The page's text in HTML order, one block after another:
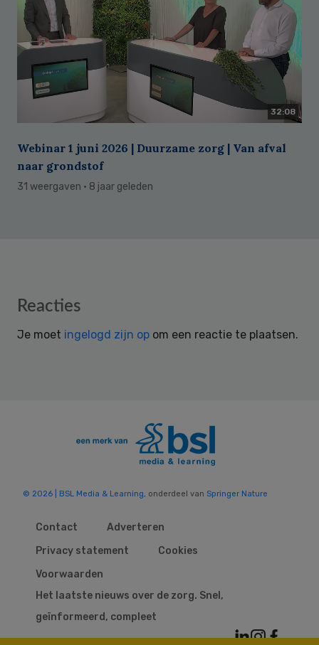
32:08
Webinar 1 juni 2026 | Duurzame zorg | Van afval
naar grondstof
31 weergaven · 8 jaar geleden
Reader
Reacties
Je moet ingelogd zijn op om een reactie te plaatsen.
© 2026 | BSL Media & Learning, onderdeel van Springer Nature
Contact
Adverteren
Privacy statement
Cookies
Voorwaarden
Het laatste nieuws over de zorg. Snel,
geïnformeerd, compleet